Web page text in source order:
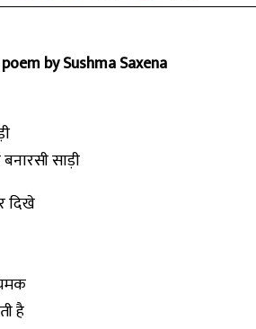
poem by Sushma Saxena
साड़ी
दिखे
है